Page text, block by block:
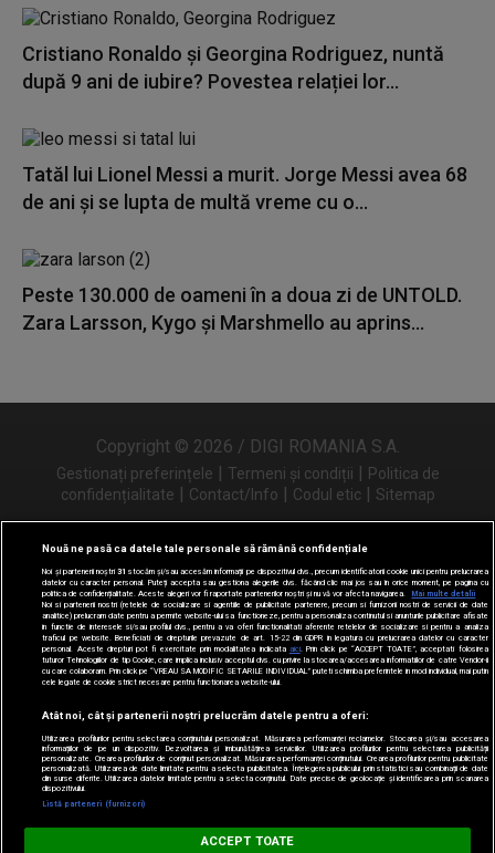
Digi FM
Cristiano Ronaldo și Georgina Rodriguez, nuntă
după 9 ani de iubire? Povestea relației lor...
Tatăl lui Lionel Messi a murit. Jorge Messi avea 68
de ani și se lupta de multă vreme cu o...
Peste 130.000 de oameni în a doua zi de UNTOLD.
Zara Larsson, Kygo și Marshmello au aprins...
Copyright © 2026 / DIGI ROMANIA S.A.
Gestionați preferințele | Termeni și condiții | Politica de
confidențialitate | Contact/Info | Codul etic | Sitemap
Urmărește-ne și pe
Nouă ne pasă ca datele tale personale să rămână confidențiale
Noi și partenerii noștri31 stocăm și/sau accesăm informații pe dispozitivul dvs., precum identificatorii cookie unici pentru prelucrarea
datelor cu caracter personal. Puteți accepta sau gestiona alegerile dvs. făcând clic mai jos sau în orice moment, pe pagina cu
politica de confidențialitate. Aceste alegeri vor fi raportate partenerilor noștri și nu vă vor afecta navigarea.
Mai multe detalii
Noi si partenerii nostri (retelele de socializare si agentiile de publicitate partenere, precum si furnizorii nostri de servicii de date
analitice) prelucram date pentru a permite website-ului sa functioneze, pentru a personaliza continutul si anunturile publicitare afisate
in functie de interesele si/sau profilul dvs., pentru a va oferi functionalitati aferente retelelor de socializare si pentru a analiza
traficul pe website. Beneficiati de drepturile prevazute de art. 15-22 din GDPR in legatura cu prelucrarea datelor cu caracter
personal. Aceste drepturi pot fi exercitate prin modalitatea indicata aici. Prin click pe “ACCEPT TOATE”, acceptati folosirea
tuturor Tehnologiilor de tip Cookie, care implica inclusiv acceptul dvs. cu privire la stocarea/accesarea informatiilor de catre Vendor-ii
cu care colaboram. Prin click pe “VREAU SA MODIFIC SETARILE INDIVIDUAL” puteti schimba preferintele in mod individual, mai putin
cele legate de cookie strict necesare pentru functionarea website-ului.
Atât noi, cât și partenerii noștri prelucrăm datele pentru a oferi:
Utilizarea profilurilor pentru selectarea conținutului personalizat. Măsurarea performanței reclamelor. Stocarea și/sau accesarea
informațiilor de pe un dispozitiv. Dezvoltarea și îmbunătățirea serviciilor. Utilizarea profilurilor pentru selectarea publicității
personalizate. Crearea profilurilor de conținut personalizat. Măsurarea performanței conținutului. Crearea profilurilor pentru publicitate
personalizată. Utilizarea de date limitate pentru a selecta publicitatea. Înțelegerea publicului prin statistici sau combinații de date
din surse diferite. Utilizarea datelor limitate pentru a selecta conținutul. Date precise de geolocație și identificarea prin scanarea
dispozitivului.
Listă parteneri (furnizori)
ACCEPT TOATE